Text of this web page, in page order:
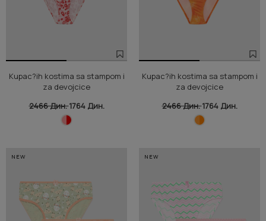
Kupac?ih kostima sa stampom i
za devojcice
2466 Дин.1764 Дин.
Kupac?ih kostima sa stampom i
za devojcice
2466 Дин.1764 Дин.
NEW NEW